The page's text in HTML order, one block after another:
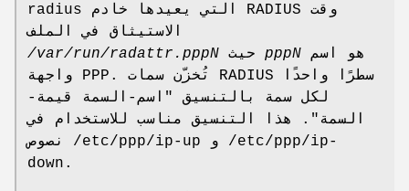
radius التي يعيدها خادم RADIUS وقت
الاستيثاق في الملف
/var/run/radattr.pppN
pppN
واجهة PPP. تُخزّن سمات RADIUS سطرًا واحدًا
لكل سمة بالتنسيق "اسم-السمة قيمة-
السمة". هذا التنسيق مناسب للاستخدام في
نصوص /etc/ppp/ip-up و /etc/ppp/ip-
down.